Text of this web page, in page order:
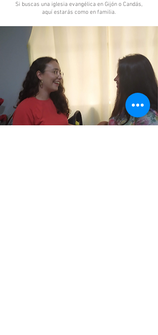
Si buscas una iglesia evangélica en Gijón o Candás,
aquí estarás como en familia.